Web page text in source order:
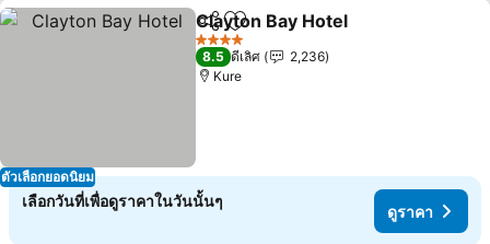
ตัวเลือกยอดนิยม
แชร์ เพิ่มในรายการโปรด
Clayton Bay Hotel
4 ดาว
8.5 ดีเลิศ
2,236
Kure
เลือกวันที่เพื่อดูราคาในวันนั้นๆ
ดูราคา